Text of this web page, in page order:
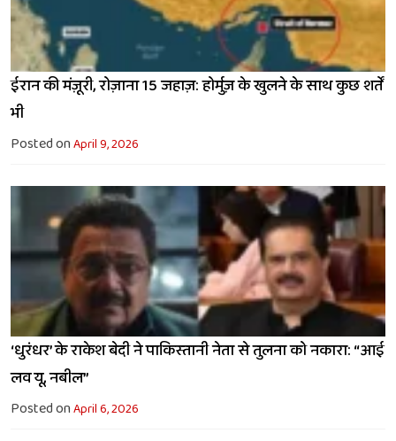
ईरान की मंज़ूरी, रोज़ाना 15 जहाज़: होर्मुज़ के खुलने के साथ कुछ शर्तें
भी
Posted onApril 9, 2026
‘धुरंधर’ के राकेश बेदी ने पाकिस्तानी नेता से तुलना को नकारा: “आई
लव यू, नबील”
Posted onApril 6, 2026